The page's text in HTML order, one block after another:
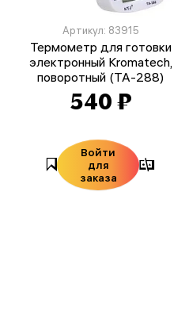
Артикул: 83915
Термометр для готовки
электронный Kromatech,
поворотный (TA-288)
540 ₽
Войти
для
заказа